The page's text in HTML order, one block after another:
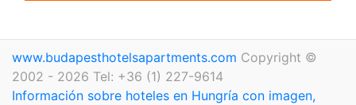
www.budapesthotelsapartments.com Copyright ©
2002 - 2026 Tel: +36 (1) 227-9614
Información sobre hoteles en Hungría con imagen,